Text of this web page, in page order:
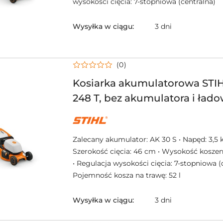
Wysyłka w ciągu: 3 dni
Kosiarka akumulatorowa
248 T, bez akumulatora i
(0)
NAZWA
PRODUCENTA:
Zalecany akumulator: AK 30 S • Napęd: 3,5
Szerokość cięcia: 46 cm • Wysokość
• Regulacja wysokości cięcia: 7-stopniowa
Pojemność kosza na trawę: 52 l
Wysyłka w ciągu: 3 dni